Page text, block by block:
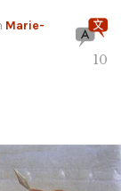
Marie-
10